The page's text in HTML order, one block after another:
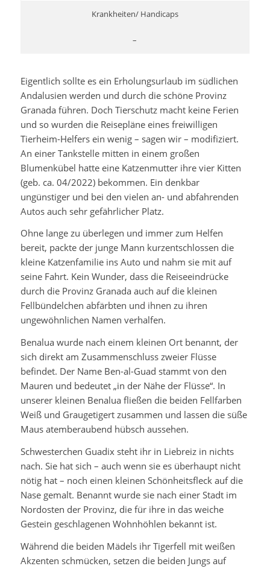
Krankheiten/ Handicaps
–
Eigentlich sollte es ein Erholungsurlaub im südlichen
Andalusien werden und durch die schöne Provinz
Granada führen. Doch Tierschutz macht keine Ferien
und so wurden die Reisepläne eines freiwilligen
Tierheim-Helfers ein wenig – sagen wir – modifiziert.
An einer Tankstelle mitten in einem großen
Blumenkübel hatte eine Katzenmutter ihre vier Kitten
(geb. ca. 04/2022) bekommen. Ein denkbar
ungünstiger und bei den vielen an- und abfahrenden
Autos auch sehr gefährlicher Platz.
Ohne lange zu überlegen und immer zum Helfen
bereit, packte der junge Mann kurzentschlossen die
kleine Katzenfamilie ins Auto und nahm sie mit auf
seine Fahrt. Kein Wunder, dass die Reiseeindrücke
durch die Provinz Granada auch auf die kleinen
Fellbündelchen abfärbten und ihnen zu ihren
ungewöhnlichen Namen verhalfen.
Benalua wurde nach einem kleinen Ort benannt, der
sich direkt am Zusammenschluss zweier Flüsse
befindet. Der Name Ben-al-Guad stammt von den
Mauren und bedeutet „in der Nähe der Flüsse“. In
unserer kleinen Benalua fließen die beiden Fellfarben
Weiß und Graugetigert zusammen und lassen die süße
Maus atemberaubend hübsch aussehen.
Schwesterchen Guadix steht ihr in Liebreiz in nichts
nach. Sie hat sich – auch wenn sie es überhaupt nicht
nötig hat – noch einen kleinen Schönheitsfleck auf die
Nase gemalt. Benannt wurde sie nach einer Stadt im
Nordosten der Provinz, die für ihre in das weiche
Gestein geschlagenen Wohnhöhlen bekannt ist.
Während die beiden Mädels ihr Tigerfell mit weißen
Akzenten schmücken, setzen die beiden Jungs auf